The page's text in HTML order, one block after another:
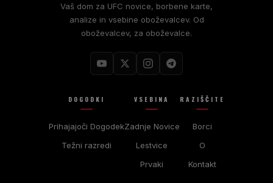
Vaš dom za UFC novice, borbene karte,
analize in vsebine oboževalcev. Od
oboževalcev, za oboževalce.
DOGODKI
Prihajajoči Dogodek
Težni razredi
VSEBINA
Zadnje Novice
Lestvice
Prvaki
RAZIŠČITE
Borci
O
Kontakt